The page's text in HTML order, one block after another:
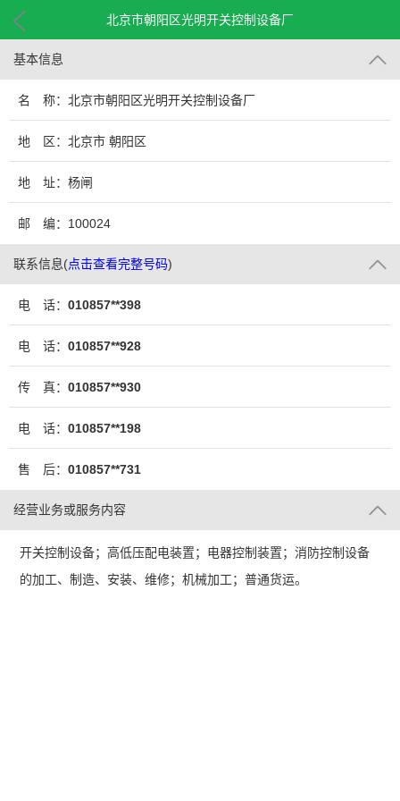
北京市朝阳区光明开关控制设备厂
基本信息
名 称：北京市朝阳区光明开关控制设备厂
地 区：北京市 朝阳区
地 址：杨闸
邮 编：100024
联系信息(点击查看完整号码)
电 话： 010857**398
电 话： 010857**928
传 真： 010857**930
电 话： 010857**198
售 后： 010857**731
经营业务或服务内容
开关控制设备；高低压配电装置；电器控制装置；消防控制设备
的加工、制造、安装、维修；机械加工；普通货运。